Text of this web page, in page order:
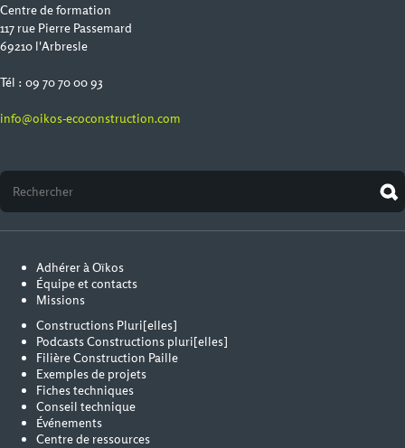
Centre de formation
117 rue Pierre Passemard
69210 l'Arbresle
Tél : 09 70 70 00 93
info@oikos-ecoconstruction.com
Adhérer à Oïkos
Équipe et contacts
Missions
Constructions Pluri[elles]
Podcasts Constructions pluri[elles]
Filière Construction Paille
Exemples de projets
Fiches techniques
Conseil technique
Événements
Centre de ressources